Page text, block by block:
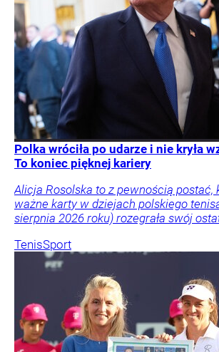
Polka wróciła po udarze i nie kryła
To koniec pięknej kariery
Alicja Rosolska to z pewnością postać,
ważne karty w dziejach polskiego
sierpnia 2026 roku) rozegrała swój
TenisSport